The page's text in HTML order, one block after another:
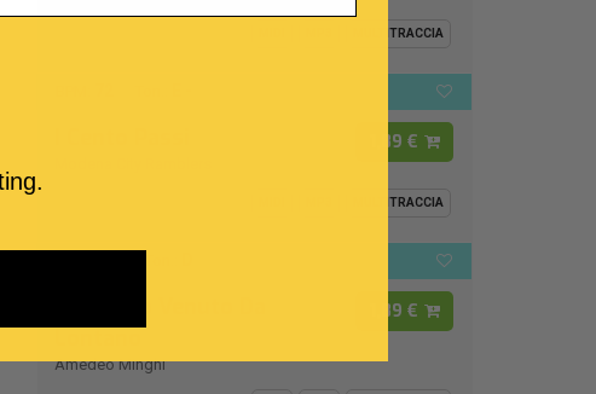
MULTITRACCIA
1,89 €
MULTITRACCIA
Amedeo Minghi
1,89 €